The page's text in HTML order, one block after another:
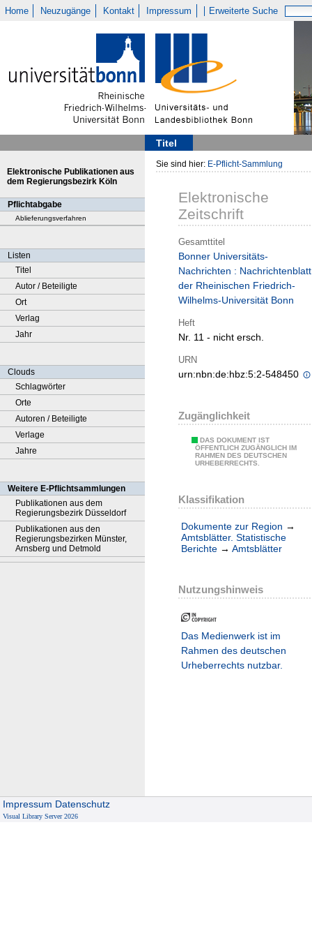
Home Neuzugänge Kontakt Impressum Erweiterte Suche
Titel
Elektronische Publikationen aus
dem Regierungsbezirk Köln
Pflichtabgabe
Ablieferungsverfahren
Listen
Titel
Autor / Beteiligte
Ort
Verlag
Jahr
Clouds
Schlagwörter
Orte
Autoren / Beteiligte
Verlage
Jahre
Weitere E-Pflichtsammlungen
Publikationen aus dem
Regierungsbezirk Düsseldorf
Publikationen aus den
Regierungsbezirken Münster,
Arnsberg und Detmold
Sie sind hier: E-Pflicht-Sammlung
Elektronische
Zeitschrift
Gesamttitel
Bonner Universitäts-
Nachrichten : Nachrichtenblatt
der Rheinischen Friedrich-
Wilhelms-Universität Bonn
Heft
Nr. 11 - nicht ersch.
URN
urn:nbn:de:hbz:5:2-548450
Zugänglichkeit
DAS DOKUMENT IST
ÖFFENTLICH ZUGÄNGLICH IM
RAHMEN DES DEUTSCHEN
URHEBERRECHTS.
Klassifikation
Dokumente zur Region →
Amtsblätter. Statistische
Berichte → Amtsblätter
Nutzungshinweis
Das Medienwerk ist im
Rahmen des deutschen
Urheberrechts nutzbar.
Impressum Datenschutz
Visual Library Server 2026